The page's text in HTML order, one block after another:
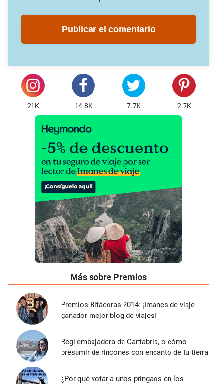
21K 14.8K 7.7K 2.7K
Más sobre Premios
Premios Bitácoras 2014: ¡Imanes de viaje
ganador mejor blog de viajes!
Regi embajadora de Cantabria, o cómo
presumir de rincones con encanto de tu tierra
¿Por qué votar a unos pringaos en los